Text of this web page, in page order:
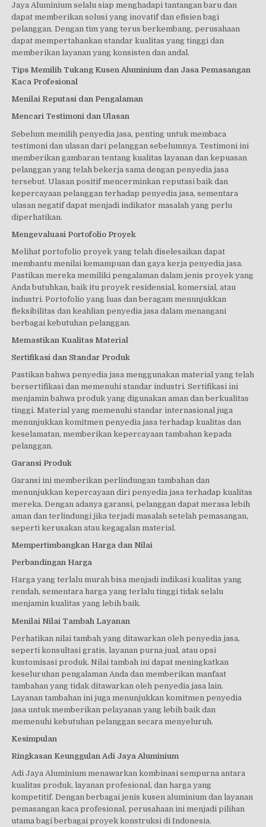
Jaya Aluminium selalu siap menghadapi tantangan baru dan
dapat memberikan solusi yang inovatif dan efisien bagi
pelanggan. Dengan tim yang terus berkembang, perusahaan
dapat mempertahankan standar kualitas yang tinggi dan
memberikan layanan yang konsisten dan andal.
Tips Memilih Tukang Kusen Aluminium dan Jasa Pemasangan
Kaca Profesional
Menilai Reputasi dan Pengalaman
Mencari Testimoni dan Ulasan
Sebelum memilih penyedia jasa, penting untuk membaca
testimoni dan ulasan dari pelanggan sebelumnya. Testimoni ini
memberikan gambaran tentang kualitas layanan dan kepuasan
pelanggan yang telah bekerja sama dengan penyedia jasa
tersebut. Ulasan positif mencerminkan reputasi baik dan
kepercayaan pelanggan terhadap penyedia jasa, sementara
ulasan negatif dapat menjadi indikator masalah yang perlu
diperhatikan.
Mengevaluasi Portofolio Proyek
Melihat portofolio proyek yang telah diselesaikan dapat
membantu menilai kemampuan dan gaya kerja penyedia jasa.
Pastikan mereka memiliki pengalaman dalam jenis proyek yang
Anda butuhkan, baik itu proyek residensial, komersial, atau
industri. Portofolio yang luas dan beragam menunjukkan
fleksibilitas dan keahlian penyedia jasa dalam menangani
berbagai kebutuhan pelanggan.
Memastikan Kualitas Material
Sertifikasi dan Standar Produk
Pastikan bahwa penyedia jasa menggunakan material yang telah
bersertifikasi dan memenuhi standar industri. Sertifikasi ini
menjamin bahwa produk yang digunakan aman dan berkualitas
tinggi. Material yang memenuhi standar internasional juga
menunjukkan komitmen penyedia jasa terhadap kualitas dan
keselamatan, memberikan kepercayaan tambahan kepada
pelanggan.
Garansi Produk
Garansi ini memberikan perlindungan tambahan dan
menunjukkan kepercayaan diri penyedia jasa terhadap kualitas
mereka. Dengan adanya garansi, pelanggan dapat merasa lebih
aman dan terlindungi jika terjadi masalah setelah pemasangan,
seperti kerusakan atau kegagalan material.
Mempertimbangkan Harga dan Nilai
Perbandingan Harga
Harga yang terlalu murah bisa menjadi indikasi kualitas yang
rendah, sementara harga yang terlalu tinggi tidak selalu
menjamin kualitas yang lebih baik.
Menilai Nilai Tambah Layanan
Perhatikan nilai tambah yang ditawarkan oleh penyedia jasa,
seperti konsultasi gratis, layanan purna jual, atau opsi
kustomisasi produk. Nilai tambah ini dapat meningkatkan
keseluruhan pengalaman Anda dan memberikan manfaat
tambahan yang tidak ditawarkan oleh penyedia jasa lain.
Layanan tambahan ini juga menunjukkan komitmen penyedia
jasa untuk memberikan pelayanan yang lebih baik dan
memenuhi kebutuhan pelanggan secara menyeluruh.
Kesimpulan
Ringkasan Keunggulan Adi Jaya Aluminium
Adi Jaya Aluminium menawarkan kombinasi sempurna antara
kualitas produk, layanan profesional, dan harga yang
kompetitif. Dengan berbagai jenis kusen aluminium dan layanan
pemasangan kaca profesional, perusahaan ini menjadi pilihan
utama bagi berbagai proyek konstruksi di Indonesia.